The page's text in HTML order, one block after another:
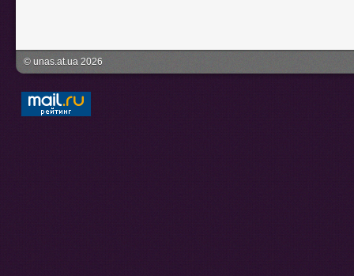
© unas.at.ua 2026